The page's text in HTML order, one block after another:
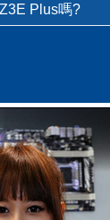
Plus嗎?